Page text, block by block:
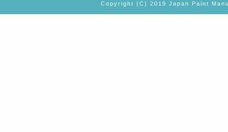
Copyright (C) 2019 Japan Paint